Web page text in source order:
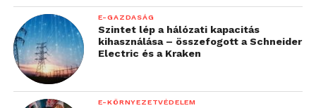
E-GAZDASÁG
Szintet lép a hálózati kapacitás
kihasználása – összefogott a Schneider
Electric és a Kraken
E-KÖRNYEZETVÉDELEM